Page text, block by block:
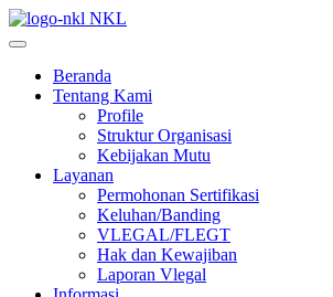
NKL
Beranda
Tentang Kami
Profile
Struktur Organisasi
Kebijakan Mutu
Layanan
Permohonan Sertifikasi
Keluhan/Banding
VLEGAL/FLEGT
Hak dan Kewajiban
Laporan Vlegal